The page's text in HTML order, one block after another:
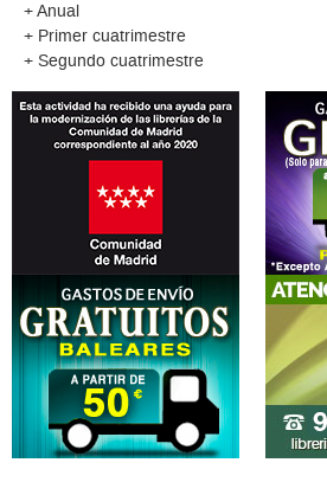
+ Anual
+ Primer cuatrimestre
+ Segundo cuatrimestre